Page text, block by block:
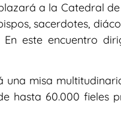
a la Catedral
sacerdotes,
este encuentro
una misa
hasta 60.000 fieles